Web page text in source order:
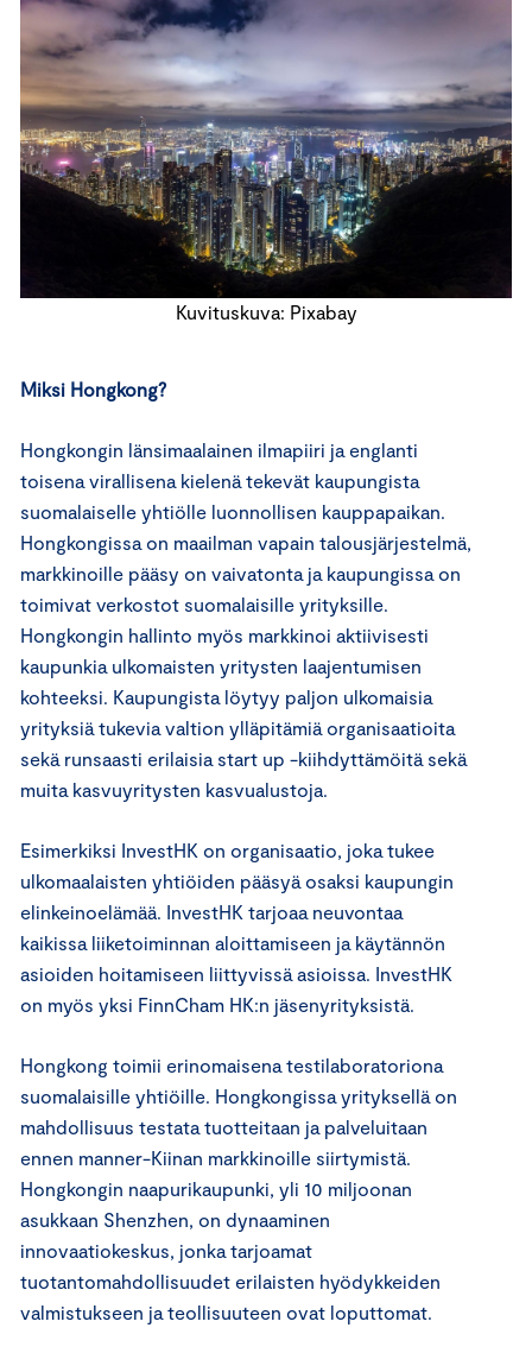
Kuvituskuva: Pixabay
Miksi Hongkong?
Hongkongin länsimaalainen ilmapiiri ja englanti
toisena virallisena kielenä tekevät kaupungista
suomalaiselle yhtiölle luonnollisen kauppapaikan.
Hongkongissa on maailman vapain talousjärjestelmä,
markkinoille pääsy on vaivatonta ja kaupungissa on
toimivat verkostot suomalaisille yrityksille.
Hongkongin hallinto myös markkinoi aktiivisesti
kaupunkia ulkomaisten yritysten laajentumisen
kohteeksi. Kaupungista löytyy paljon ulkomaisia
yrityksiä tukevia valtion ylläpitämiä organisaatioita
sekä runsaasti erilaisia start up -kiihdyttämöitä sekä
muita kasvuyritysten kasvualustoja.
Esimerkiksi InvestHK on organisaatio, joka tukee
ulkomaalaisten yhtiöiden pääsyä osaksi kaupungin
elinkeinoelämää. InvestHK tarjoaa neuvontaa
kaikissa liiketoiminnan aloittamiseen ja käytännön
asioiden hoitamiseen liittyvissä asioissa. InvestHK
on myös yksi FinnCham HK:n jäsenyrityksistä.
Hongkong toimii erinomaisena testilaboratoriona
suomalaisille yhtiöille. Hongkongissa yrityksellä on
mahdollisuus testata tuotteitaan ja palveluitaan
ennen manner-Kiinan markkinoille siirtymistä.
Hongkongin naapurikaupunki, yli 10 miljoonan
asukkaan Shenzhen, on dynaaminen
innovaatiokeskus, jonka tarjoamat
tuotantomahdollisuudet erilaisten hyödykkeiden
valmistukseen ja teollisuuteen ovat loputtomat.